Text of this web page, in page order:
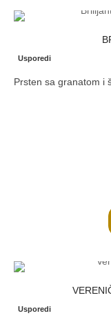
Usporedi
Prsten sa granatom i
Usporedi